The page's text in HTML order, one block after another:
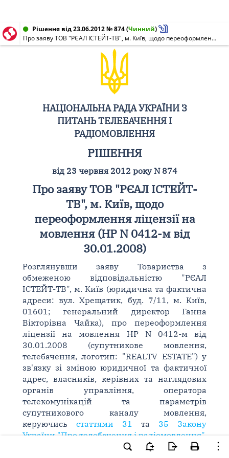
Рішення від 23.06.2012 № 874(Чинний)
Про заяву ТОВ "РЄАЛ ІСТЕЙТ-ТВ", м. Київ, щодо переоформлення ліцензії на мовлення (НР N 0412-м від 30.01.2008)
НАЦІОНАЛЬНА РАДА УКРАЇНИ З
ПИТАНЬ ТЕЛЕБАЧЕННЯ І
РАДІОМОВЛЕННЯ
РІШЕННЯ
від 23 червня 2012 року N 874
Про заяву ТОВ "РЄАЛ ІСТЕЙТ-
ТВ", м. Київ, щодо
переоформлення ліцензії на
мовлення (НР N 0412-м від
30.01.2008)
Розглянувши заяву Товариства з
обмеженою відповідальністю "РЄАЛ
ІСТЕЙТ-ТВ", м. Київ (юридична та фактична
адреси: вул. Хрещатик, буд. 7/11, м. Київ,
01601; генеральний директор Ганна
Вікторівна Чайка), про переоформлення
ліцензії на мовлення НР N 0412-м від
30.01.2008 (супутникове мовлення,
телебачення, логотип: "REALTV ESTATE") у
зв'язку зі зміною юридичної та фактичної
адрес, власників, керівних та наглядових
органів управління, оператора
телекомунікацій та параметрів
супутникового каналу мовлення,
керуючись статтями 31 та 35 Закону
України "Про телебачення і радіомовлення"
24 Закону України "Про